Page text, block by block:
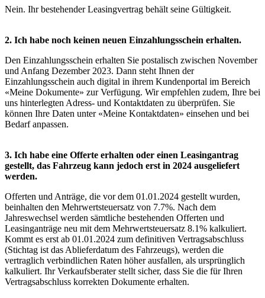
Nein. Ihr bestehender Leasingvertrag behält seine Gültigkeit.
2. Ich habe noch keinen neuen Einzahlungsschein erhalten.
Den Einzahlungsschein erhalten Sie postalisch zwischen November
und Anfang Dezember 2023. Dann steht Ihnen der
Einzahlungsschein auch digital in ihrem Kundenportal im Bereich
«Meine Dokumente» zur Verfügung. Wir empfehlen zudem, Ihre bei
uns hinterlegten Adress- und Kontaktdaten zu überprüfen. Sie
können Ihre Daten unter «Meine Kontaktdaten» einsehen und bei
Bedarf anpassen.
3. Ich habe eine Offerte erhalten oder einen Leasingantrag
gestellt, das Fahrzeug kann jedoch erst in 2024 ausgeliefert
werden.
Offerten und Anträge, die vor dem 01.01.2024 gestellt wurden,
beinhalten den Mehrwertsteuersatz von 7.7%. Nach dem
Jahreswechsel werden sämtliche bestehenden Offerten und
Leasinganträge neu mit dem Mehrwertsteuersatz 8.1% kalkuliert.
Kommt es erst ab 01.01.2024 zum definitiven Vertragsabschluss
(Stichtag ist das Ablieferdatum des Fahrzeugs), werden die
vertraglich verbindlichen Raten höher ausfallen, als ursprünglich
kalkuliert. Ihr Verkaufsberater stellt sicher, dass Sie die für Ihren
Vertragsabschluss korrekten Dokumente erhalten.